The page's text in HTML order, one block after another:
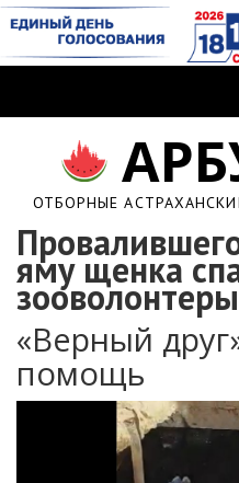
ОТБОРНЫЕ
яму щенка
зооволонтеры
«Верный
помощь